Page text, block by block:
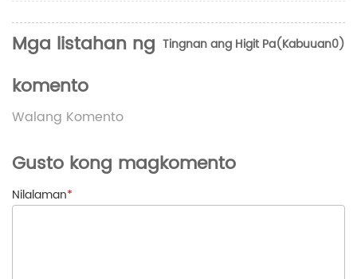
Tingnan ang Higit Pa(Kabuuan0)
Mga listahan ng
komento
Walang Komento
Gusto kong magkomento
Nilalaman*